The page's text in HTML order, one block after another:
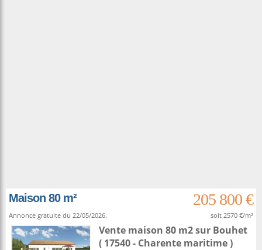
Maison 80 m² 205 800 €
Annonce gratuite du 22/05/2026. soit 2570 €/m²
Vente maison 80 m2sur Bouhet
( 17540 - Charente maritime )